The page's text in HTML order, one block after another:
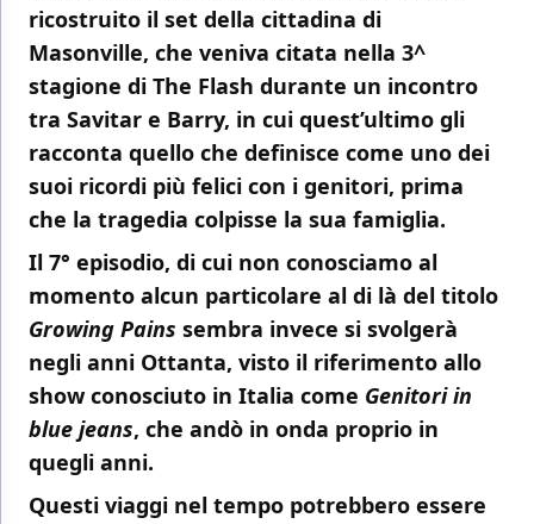
ricostruito il set della cittadina di
Masonville, che veniva citata nella 3^
stagione di The Flash durante un incontro
tra Savitar e Barry, in cui quest’ultimo gli
racconta quello che definisce come uno dei
suoi ricordi più felici con i genitori, prima
che la tragedia colpisse la sua famiglia.
Il 7° episodio, di cui non conosciamo al
momento alcun particolare al di là del titolo
Growing Pains sembra invece si svolgerà
negli anni Ottanta, visto il riferimento allo
show conosciuto in Italia come Genitori in
blue jeans, che andò in onda proprio in
quegli anni.
Questi viaggi nel tempo potrebbero essere